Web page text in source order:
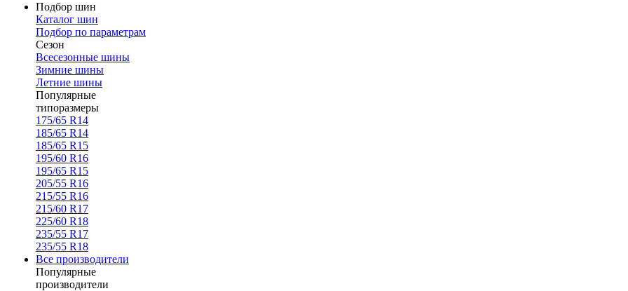
Подбор шин
Каталог шин
Подбор по параметрам
Сезон
Всесезонные шины
Зимние шины
Летние шины
Популярные
типоразмеры
175/65 R14
185/65 R14
185/65 R15
195/60 R16
195/65 R15
205/55 R16
215/55 R16
215/60 R17
225/60 R18
235/55 R17
235/55 R18
Все производители
Популярные
производители